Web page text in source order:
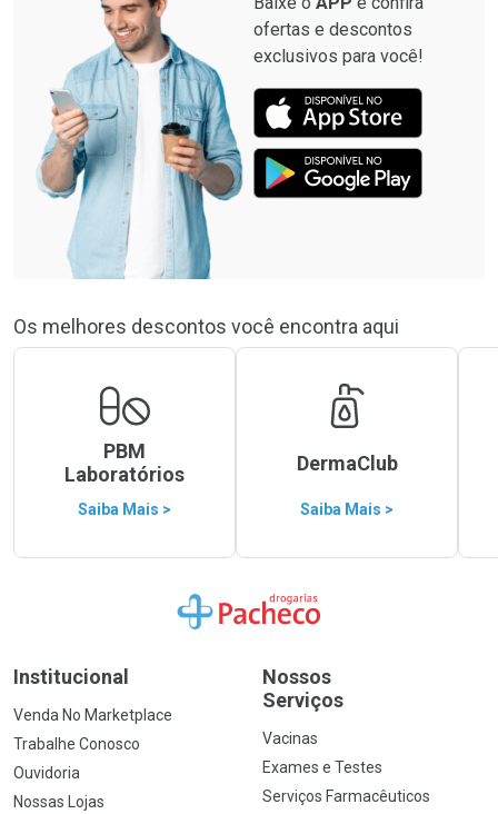
ofertas e descontos
exclusivos para você!
Os melhores descontos você encontra aqui
PBM
Laboratórios
Saiba Mais >
DermaClub
Saiba Mais >
Ir para a Home
Institucional
Venda No Marketplace
Trabalhe Conosco
Ouvidoria
Nossas Lojas
Nossos
Serviços
Vacinas
Exames e Testes
Serviços Farmacêuticos